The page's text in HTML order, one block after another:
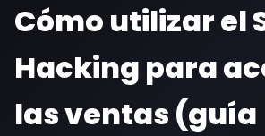
Cómo utilizar el
Hacking para
las ventas (guía